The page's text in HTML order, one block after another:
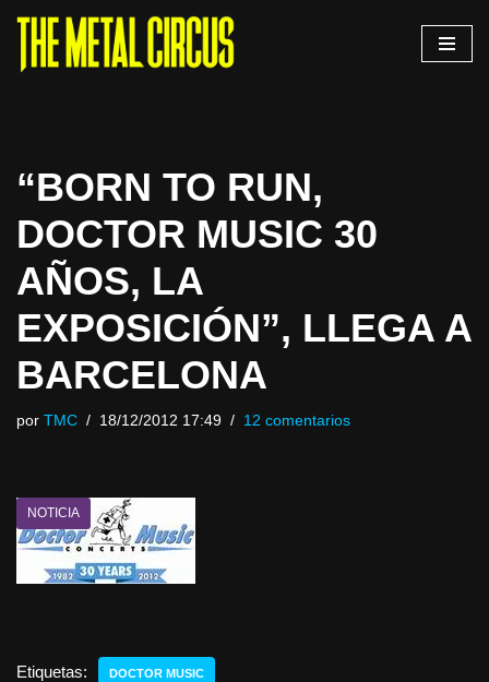
Saltar
“BORN TO RUN,
DOCTOR MUSIC 30
AÑOS, LA
EXPOSICIÓN”, LLEGA A
BARCELONA
por TMC 18/12/2012 17:49 12 comentarios
NOTICIA
Etiquetas: DOCTOR MUSIC